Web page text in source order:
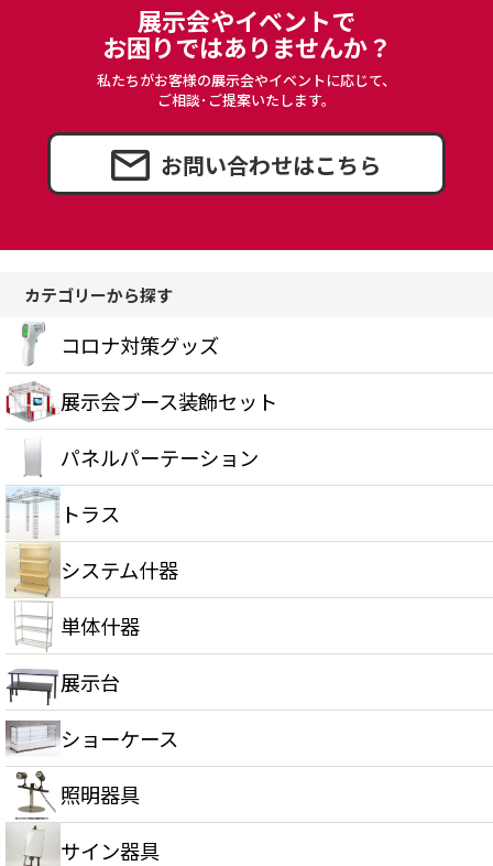
展示会やイベントで
お困りではありませんか？
私たちがお客様の展示会やイベントに応じて、
ご相談･ご提案いたします。
お問い合わせはこちら
カテゴリーから探す
コロナ対策グッズ
展示会ブース装飾セット
パネルパーテーション
トラス
システム什器
単体什器
展示台
ショーケース
照明器具
サイン器具